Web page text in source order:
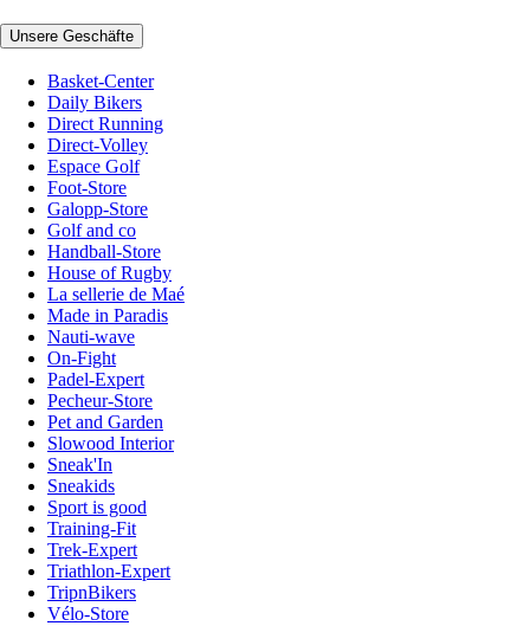
Unsere Geschäfte
Basket-Center
Daily Bikers
Direct Running
Direct-Volley
Espace Golf
Foot-Store
Galopp-Store
Golf and co
Handball-Store
House of Rugby
La sellerie de Maé
Made in Paradis
Nauti-wave
On-Fight
Padel-Expert
Pecheur-Store
Pet and Garden
Slowood Interior
Sneak'In
Sneakids
Sport is good
Training-Fit
Trek-Expert
Triathlon-Expert
TripnBikers
Vélo-Store